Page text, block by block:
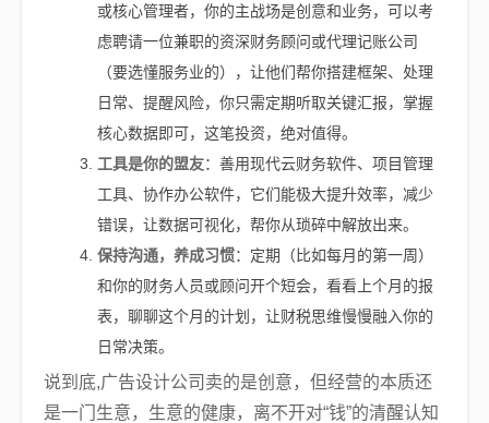
或核心管理者，你的主战场是创意和业务，可以考
虑聘请一位兼职的资深财务顾问或代理记账公司
（要选懂服务业的），让他们帮你搭建框架、处理
日常、提醒风险，你只需定期听取关键汇报，掌握
核心数据即可，这笔投资，绝对值得。
工具是你的盟友：善用现代云财务软件、项目管理
工具、协作办公软件，它们能极大提升效率，减少
错误，让数据可视化，帮你从琐碎中解放出来。
保持沟通，养成习惯：定期（比如每月的第一周）
和你的财务人员或顾问开个短会，看看上个月的报
表，聊聊这个月的计划，让财税思维慢慢融入你的
日常决策。
说到底,广告设计公司卖的是创意，但经营的本质还
是一门生意，生意的健康，离不开对“钱”的清醒认知